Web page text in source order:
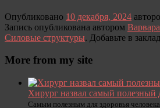
Опубликовано 10 декабря, 2024
Запись опубликована автором
Силовые структуры. Добавьте в
More from my site
Хирург назвал самый полезный
Самым полезным для здоровья